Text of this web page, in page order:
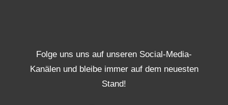
Folge uns uns auf unseren Social-Media-
Kanälen und bleibe immer auf dem neuesten
Stand!